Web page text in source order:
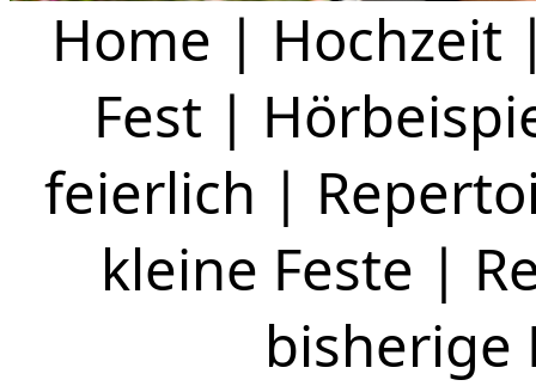
Home | Hochzeit
Fest |
feierlich |
kleine Feste |
bisherige